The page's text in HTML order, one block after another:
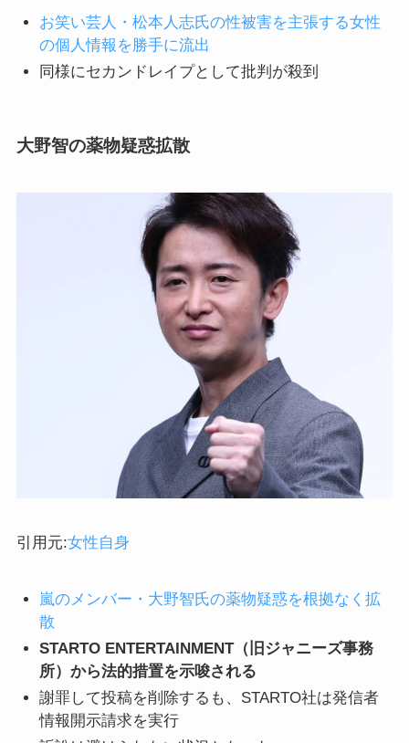
お笑い芸人・松本人志氏の性被害を主張する女性
の個人情報を勝手に流出
同様にセカンドレイプとして批判が殺到
大野智の薬物疑惑拡散
引用元:女性自身
嵐のメンバー・大野智氏の薬物疑惑を根拠なく拡
散
STARTO ENTERTAINMENT（旧ジャニーズ事務
所）から法的措置を示唆される
謝罪して投稿を削除するも、STARTO社は発信者
情報開示請求を実行